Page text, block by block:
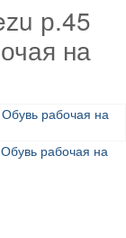
р.45
на